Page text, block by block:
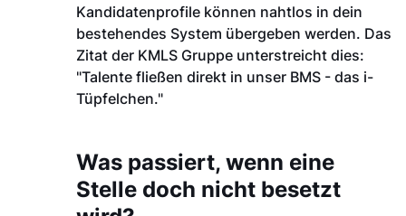
Kandidatenprofile können nahtlos in dein
bestehendes System übergeben werden. Das
Zitat der KMLS Gruppe unterstreicht dies:
"Talente fließen direkt in unser BMS - das i-
Tüpfelchen."
Was passiert, wenn eine
Stelle doch nicht besetzt